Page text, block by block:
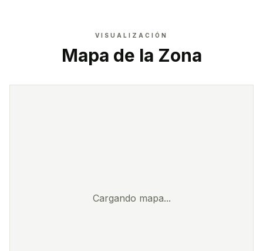
VISUALIZACIÓN
Mapa de la Zona
Cargando mapa...